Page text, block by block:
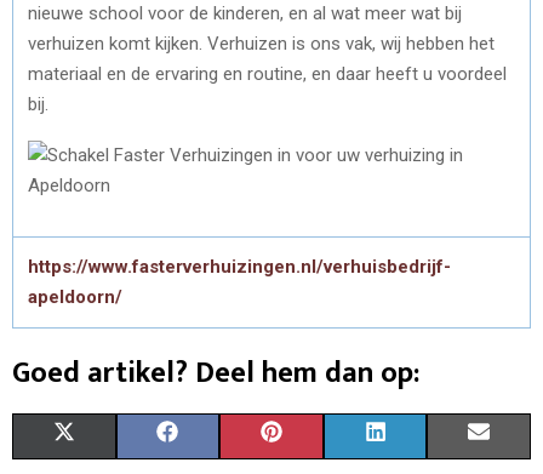
nieuwe school voor de kinderen, en al wat meer wat bij
verhuizen komt kijken. Verhuizen is ons vak, wij hebben het
materiaal en de ervaring en routine, en daar heeft u voordeel
bij.
https://www.fasterverhuizingen.nl/verhuisbedrijf-
apeldoorn/
Goed artikel? Deel hem dan op: